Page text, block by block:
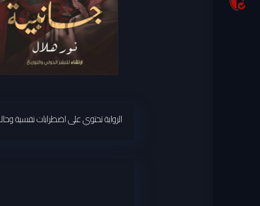
الرواية تحتوي على اضطرابات نفسية